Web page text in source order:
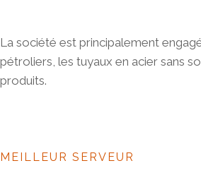
La société est principalement
pétroliers, les tuyaux en acier sans
produits.
MEILLEUR SERVEUR